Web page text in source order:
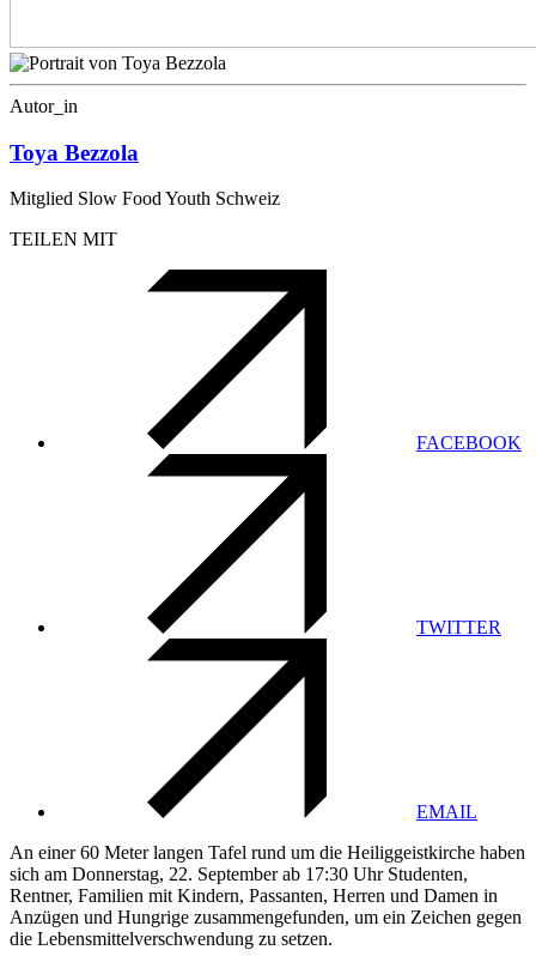
Autor_in
Toya Bezzola
Mitglied Slow Food Youth Schweiz
TEILEN MIT
FACEBOOK
TWITTER
EMAIL
An einer 60 Meter langen Tafel rund um die Heiliggeistkirche haben
sich am Donnerstag, 22. September ab 17:30 Uhr Studenten,
Rentner, Familien mit Kindern, Passanten, Herren und Damen in
Anzügen und Hungrige zusammengefunden, um ein Zeichen gegen
die Lebensmittelverschwendung zu setzen.